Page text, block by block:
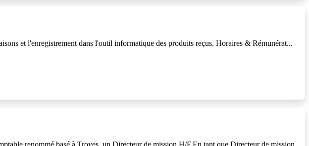
et l'enregistrement dans l'outil informatique des produits reçus. Horaires & Rémunérat...
renommé basé à Troyes, un Directeur de mission H/F.En tant que Directeur de mission